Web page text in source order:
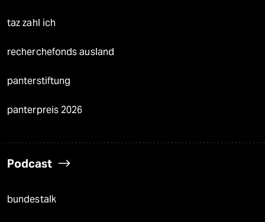
taz zahl ich
recherchefonds ausland
panterstiftung
panterpreis 2026
Podcast
bundestalk